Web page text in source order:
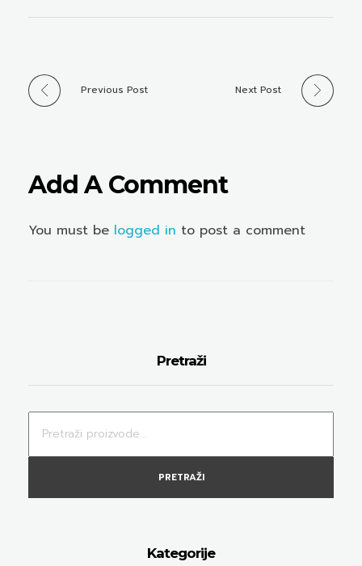
Previous Post Next Post
Add A Comment
You must be logged in to post a comment
Pretraži
PRETRAŽI
Kategorije